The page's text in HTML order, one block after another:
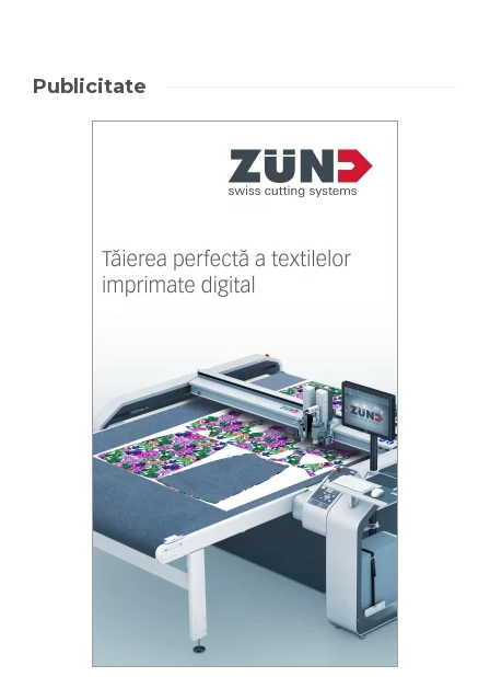
Publicitate